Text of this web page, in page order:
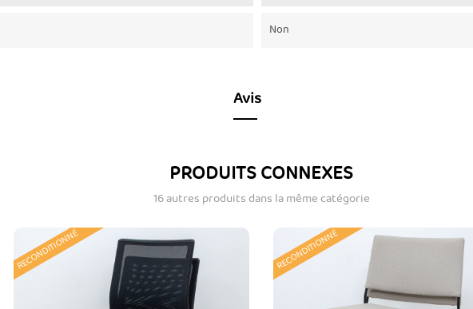
Non
Avis
PRODUITS CONNEXES
16 autres produits dans la même catégorie
RECONDITIONNÉ RECONDITIONNÉ